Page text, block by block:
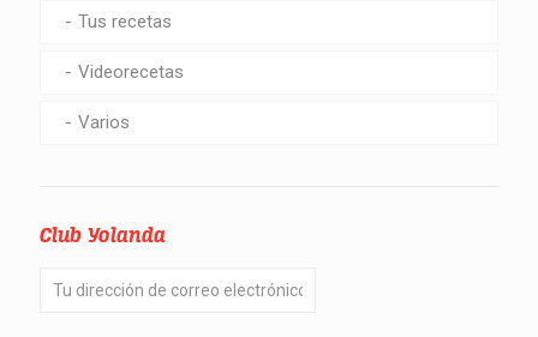
Tus recetas
Videorecetas
Varios
Club Yolanda